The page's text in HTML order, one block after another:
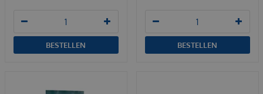
BESTELLEN BESTELLEN